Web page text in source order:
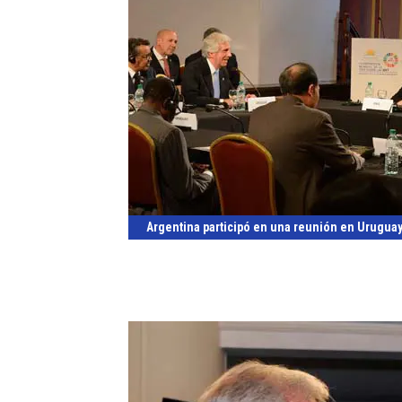
Argentina participó en una reunión en